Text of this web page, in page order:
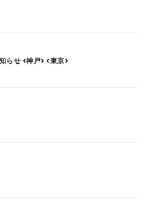
らせ <神戸> <東京>